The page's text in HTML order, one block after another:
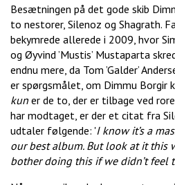
Besætningen på det gode skib
to nestorer, Silenoz og Shagrath.
bekymrede allerede i 2009, hvor
og Øyvind ’Mustis’ Mustaparta
endnu mere, da Tom ’Galder’
er spørgsmålet, om Dimmu Borgir
kun er de to, der er tilbage ved
har modtaget, er der et citat fra
udtaler følgende: 'I know it’s a
our best album. But look at it this
bother doing this if we didn’t feel